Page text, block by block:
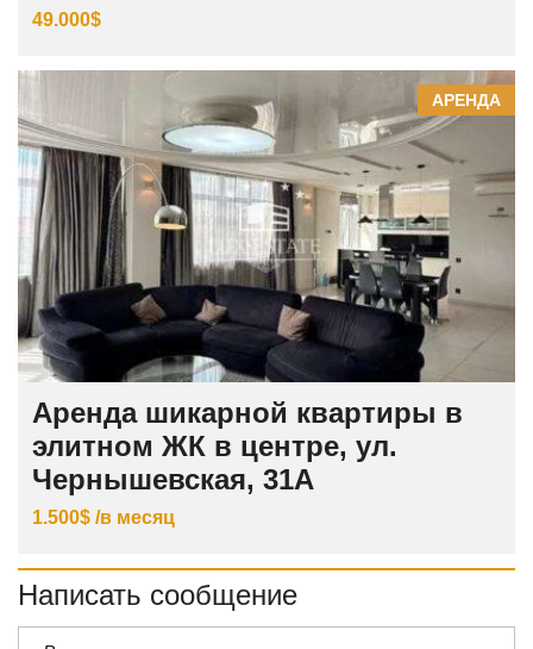
49.000$
АРЕНДА
Аренда шикарной квартиры в
элитном ЖК в центре, ул.
Чернышевская, 31А
1.500$ /в месяц
Написать сообщение